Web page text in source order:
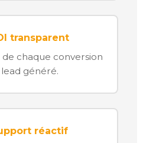
transparent
de chaque conversion
généré.
réactif